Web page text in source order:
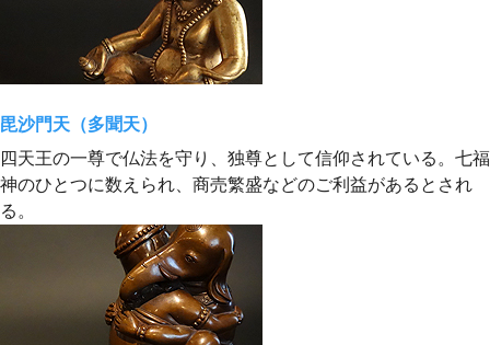
毘沙門天（多聞天）
四天王の一尊で仏法を守り、独尊として信仰されている。七福
神のひとつに数えられ、商売繁盛などのご利益があるとされ
る。